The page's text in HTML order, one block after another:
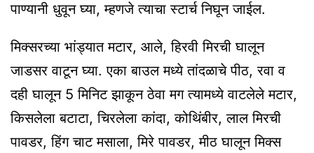
पाण्यानी धुवून घ्या, म्हणजे त्याचा स्टार्च निघून जाईल.
मिक्सरच्या भांड्यात मटार, आले, हिरवी मिरची घालून
जाडसर वाटून घ्या. एका बाउल मध्ये तांदळाचे पीठ, रवा व
दही घालून 5 मिनिट झाकून ठेवा मग त्यामध्ये वाटलेले मटार,
किसलेला बटाटा, चिरलेला कांदा, कोथिंबीर, लाल मिरची
पावडर, हिंग चाट मसाला, मिरे पावडर, मीठ घालून मिक्स